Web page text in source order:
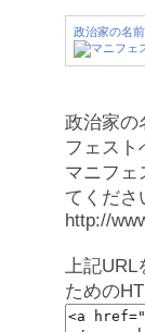
政治家の名前
政治家の
フェスト
マニフェ
てくださ
http://
上記URL
ための